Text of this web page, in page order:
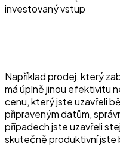
investovaný vstup
Například prodej, který
má úplně jinou efektivitu
cenu, který jste uzavřeli
připraveným datům,
případech jste uzavřeli
skutečně produktivní jste